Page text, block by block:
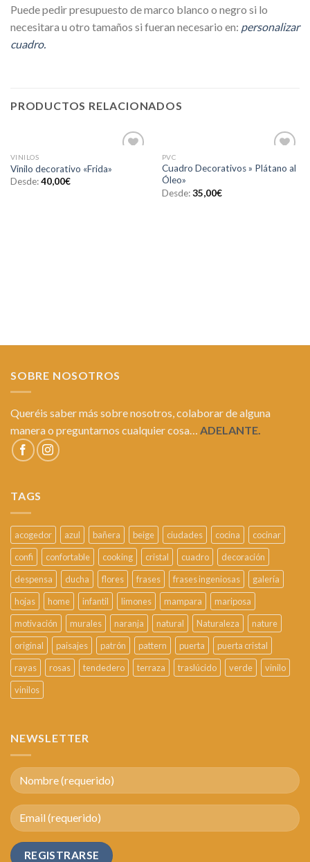
Puede pedir presupuesto de marco blanco o negro si lo
necesitara u otro tamaños si fueran necesario en: personalizar
cuadro.
PRODUCTOS RELACIONADOS
VINILOS
Vinilo decorativo «Frida»
Desde:40,00€
a la
PVC
Cuadro Decorativos » Plátano al
Óleo»
Desde:35,00€
SOBRE NOSOTROS
Queréis saber más sobre nosotros, colaborar de alguna
manera o preguntarnos cualquier cosa… ADELANTE.
TAGS
acogedor azul bañera beige ciudades cocina
cocinar
confi
confortable cooking cristal cuadro
decoración
despensa
ducha flores frases frases ingeniosas
galería
hojas
home infantil limones mampara
mariposa
motivación
murales naranja natural Naturaleza
nature
original
paisajes patrón pattern puerta
puerta cristal
rayas
rosas tendedero terraza traslúcido verde
vinilo
vinilos
NEWSLETTER